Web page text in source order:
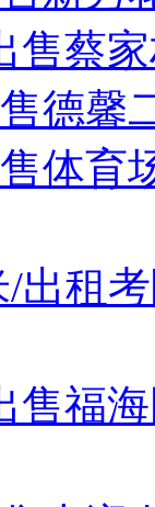
售蔡
德馨
体育
/出租
售福